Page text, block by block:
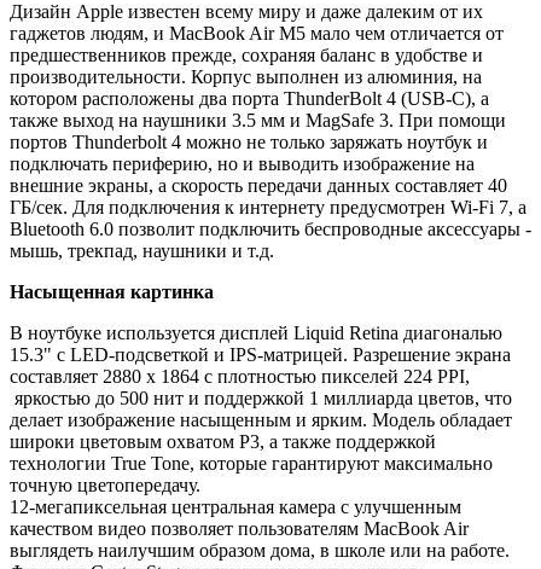
Дизайн Apple известен всему миру и даже далеким от их
гаджетов людям, и MacBook Air M5 мало чем отличается от
предшественников прежде, сохраняя баланс в удобстве и
производительности. Корпус выполнен из алюминия, на
котором расположены два порта ThunderBolt 4 (USB-C), а
также выход на наушники 3.5 мм и MagSafe 3. При помощи
портов Thunderbolt 4 можно не только заряжать ноутбук и
подключать периферию, но и выводить изображение на
внешние экраны, а скорость передачи данных составляет 40
ГБ/сек. Для подключения к интернету предусмотрен Wi-Fi 7, а
Bluetooth 6.0 позволит подключить беспроводные аксессуары -
мышь, трекпад, наушники и т.д.
Насыщенная картинка
В ноутбуке используется дисплей Liquid Retina диагональю
15.3" с LED-подсветкой и IPS-матрицей. Разрешение экрана
составляет 2880 х 1864 с плотностью пикселей 224 PPI,
яркостью до 500 нит и поддержкой 1 миллиарда цветов, что
делает изображение насыщенным и ярким. Модель обладает
широки цветовым охватом P3, а также поддержкой
технологии True Tone, которые гарантируют максимально
точную цветопередачу.
12-мегапиксельная центральная камера с улучшенным
качеством видео позволяет пользователям MacBook Air
выглядеть наилучшим образом дома, в школе или на работе.